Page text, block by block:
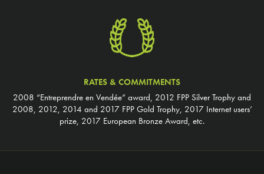
RATES & COMMITMENTS
2008 “Entreprendre en Vendée” award, 2012 FPP Silver Trophy and
2008, 2012, 2014 and 2017 FPP Gold Trophy, 2017 Internet users’
prize, 2017 European Bronze Award, etc.